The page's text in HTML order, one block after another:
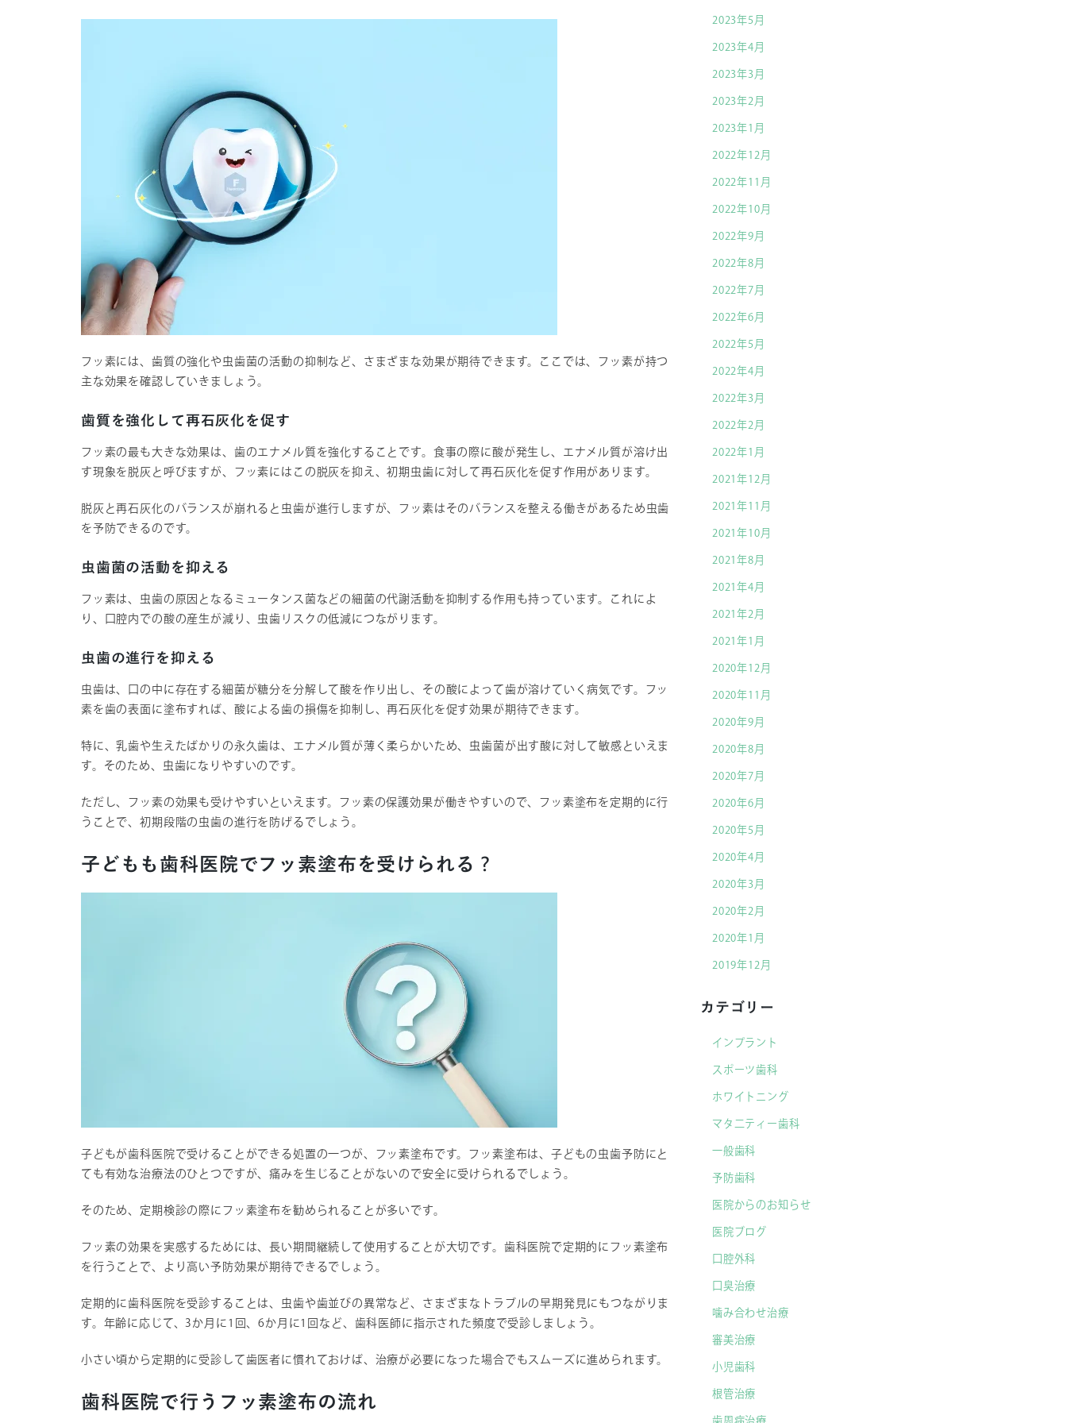
フッ素には、歯質の強化や虫歯菌の活動の抑制など、さまざまな効果が期待できます。ここでは、フッ素が持つ
主な効果を確認していきましょう。
歯質を強化して再石灰化を促す
フッ素の最も大きな効果は、歯のエナメル質を強化することです。食事の際に酸が発生し、エナメル質が溶け出
す現象を脱灰と呼びますが、フッ素にはこの脱灰を抑え、初期虫歯に対して再石灰化を促す作用があります。
脱灰と再石灰化のバランスが崩れると虫歯が進行しますが、フッ素はそのバランスを整える働きがあるため虫歯
を予防できるのです。
虫歯菌の活動を抑える
フッ素は、虫歯の原因となるミュータンス菌などの細菌の代謝活動を抑制する作用も持っています。これによ
り、口腔内での酸の産生が減り、虫歯リスクの低減につながります。
虫歯の進行を抑える
虫歯は、口の中に存在する細菌が糖分を分解して酸を作り出し、その酸によって歯が溶けていく病気です。フッ
素を歯の表面に塗布すれば、酸による歯の損傷を抑制し、再石灰化を促す効果が期待できます。
特に、乳歯や生えたばかりの永久歯は、エナメル質が薄く柔らかいため、虫歯菌が出す酸に対して敏感といえま
す。そのため、虫歯になりやすいのです。
ただし、フッ素の効果も受けやすいといえます。フッ素の保護効果が働きやすいので、フッ素塗布を定期的に行
うことで、初期段階の虫歯の進行を防げるでしょう。
子どもも歯科医院でフッ素塗布を受けられる？
子どもが歯科医院で受けることができる処置の一つが、フッ素塗布です。フッ素塗布は、子どもの虫歯予防にと
ても有効な治療法のひとつですが、痛みを生じることがないので安全に受けられるでしょう。
そのため、定期検診の際にフッ素塗布を勧められることが多いです。
フッ素の効果を実感するためには、長い期間継続して使用することが大切です。歯科医院で定期的にフッ素塗布
を行うことで、より高い予防効果が期待できるでしょう。
定期的に歯科医院を受診することは、虫歯や歯並びの異常など、さまざまなトラブルの早期発見にもつながりま
す。年齢に応じて、3か月に1回、6か月に1回など、歯科医師に指示された頻度で受診しましょう。
小さい頃から定期的に受診して歯医者に慣れておけば、治療が必要になった場合でもスムーズに進められます。
歯科医院で行うフッ素塗布の流れ
2023年5月
2023年4月
2023年3月
2023年2月
2023年1月
2022年12月
2022年11月
2022年10月
2022年9月
2022年8月
2022年7月
2022年6月
2022年5月
2022年4月
2022年3月
2022年2月
2022年1月
2021年12月
2021年11月
2021年10月
2021年8月
2021年4月
2021年2月
2021年1月
2020年12月
2020年11月
2020年9月
2020年8月
2020年7月
2020年6月
2020年5月
2020年4月
2020年3月
2020年2月
2020年1月
2019年12月
カテゴリー
インプラント
スポーツ歯科
ホワイトニング
マタ二ティー歯科
一般歯科
予防歯科
医院からのお知らせ
医院ブログ
口腔外科
口臭治療
噛み合わせ治療
審美治療
小児歯科
根管治療
歯周病治療